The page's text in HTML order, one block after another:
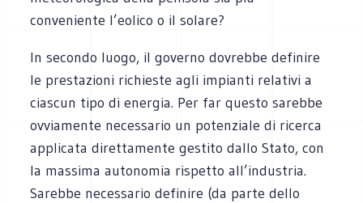
conveniente l’eolico o il solare?
In secondo luogo, il governo dovrebbe definire
le prestazioni richieste agli impianti relativi a
ciascun tipo di energia. Per far questo sarebbe
ovviamente necessario un potenziale di ricerca
applicata direttamente gestito dallo Stato, con
la massima autonomia rispetto all’industria.
Sarebbe necessario definire (da parte dello